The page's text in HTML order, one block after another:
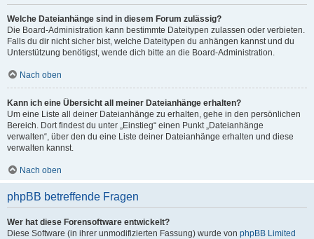
Welche Dateianhänge sind in diesem Forum zulässig?
Die Board-Administration kann bestimmte Dateitypen zulassen oder verbieten.
Falls du dir nicht sicher bist, welche Dateitypen du anhängen kannst und du
Unterstützung benötigst, wende dich bitte an die Board-Administration.
Nach oben
Kann ich eine Übersicht all meiner Dateianhänge erhalten?
Um eine Liste all deiner Dateianhänge zu erhalten, gehe in den persönlichen
Bereich. Dort findest du unter „Einstieg“ einen Punkt „Dateianhänge
verwalten“, über den du eine Liste deiner Dateianhänge erhalten und diese
verwalten kannst.
Nach oben
phpBB betreffende Fragen
Wer hat diese Forensoftware entwickelt?
Diese Software (in ihrer unmodifizierten Fassung) wurde von phpBB Limited